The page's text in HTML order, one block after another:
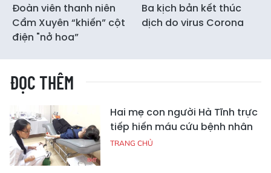
Đoàn viên thanh niên
Cẩm Xuyên “khiến” cột
điện "nở hoa”
Ba kịch bản kết thúc
dịch do virus Corona
ĐỌC THÊM
Hai mẹ con người Hà Tĩnh trực
tiếp hiến máu cứu bệnh nhân
TRANG CHỦ